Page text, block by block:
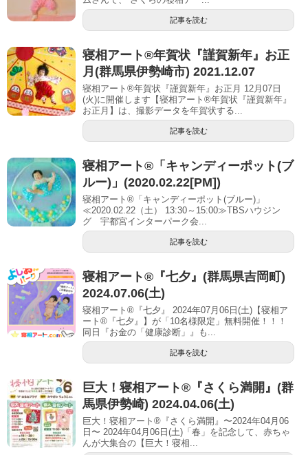
記事を読む
寝相アート®︎年賀状『謹賀新年』お正
月(群馬県伊勢崎市) 2021.12.07
寝相アート®年賀状『謹賀新年』お正月 12月07日
(火)に開催します【寝相アート®︎年賀状『謹賀新年』
お正月】は、撮影データを年賀状する...
記事を読む
寝相アート®「キャンディーポット(ブ
ルー)」(2020.02.22[PM])
寝相アート®「キャンディーポット(ブルー)」
≪2020.02.22（土） 13:30～15:00≫TBSハウジン
グ 宇都宮インターパーク会...
記事を読む
寝相アート®︎『七夕』(群馬県吉岡町)
2024.07.06(土)
寝相アート®『七夕』 2024年07月06日(土)【寝相ア
ート®︎『七夕』】が「10名様限定」無料開催！！！
同日『お金の「健康診断」』も...
記事を読む
巨大！寝相アート®︎『さくら満開』(群
馬県伊勢崎) 2024.04.06(土)
巨大！寝相アート®『さくら満開』〜2024年04月06
日〜 2024年04月06日(土)「春」を記念して、赤ちゃ
んが大集合の【巨大！寝相...